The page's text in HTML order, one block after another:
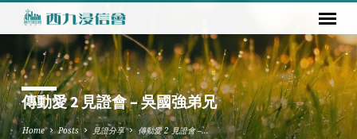
傳動愛 2 見證會 – 吳國強弟兄
Home Posts 見證分享 傳動愛 2 見證會 –…